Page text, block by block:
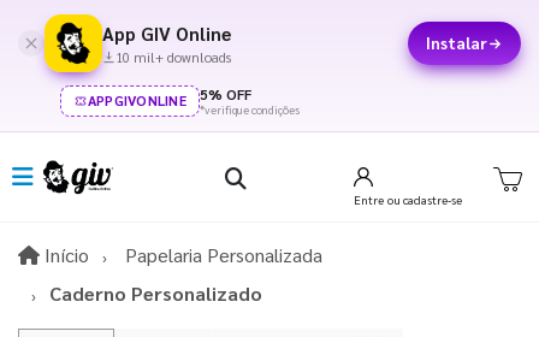
App GIV Online
10 mil+ downloads
Instalar
APPGIVONLINE 5% OFF
*verifique condições
Entre ou cadastre-se
Início InícioPapelaria Personalizada
Caderno Personalizado